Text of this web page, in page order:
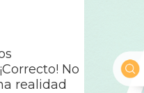
No
realidad